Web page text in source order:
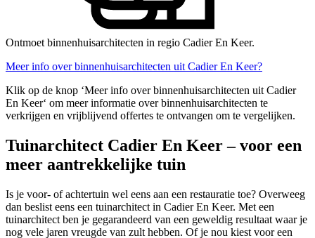
Ontmoet binnenhuisarchitecten in regio Cadier En Keer.
Meer info over binnenhuisarchitecten uit Cadier En Keer?
Klik op de knop ‘Meer info over binnenhuisarchitecten uit Cadier
En Keer‘ om meer informatie over binnenhuisarchitecten te
verkrijgen en vrijblijvend offertes te ontvangen om te vergelijken.
Tuinarchitect Cadier En Keer – voor een
meer aantrekkelijke tuin
Is je voor- of achtertuin wel eens aan een restauratie toe? Overweeg
dan beslist eens een tuinarchitect in Cadier En Keer. Met een
tuinarchitect ben je gegarandeerd van een geweldig resultaat waar je
nog vele jaren vreugde van zult hebben. Of je nou kiest voor een